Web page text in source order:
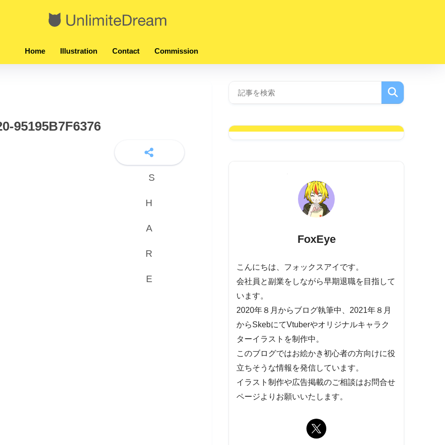
Home Illustration Contact Commission
95195B7F6376
FoxEye
こんにちは、フォックスアイです。
会社員と副業をしながら早期退職を目指して
います。
2020年８月からブログ執筆中、2021年８月
からSkebにてVtuberやオリジナルキャラク
ターイラストを制作中。
このブログではお絵かき初心者の方向けに役
立ちそうな情報を発信しています。
イラスト制作や広告掲載のご相談はお問合せ
ページよりお願いいたします。